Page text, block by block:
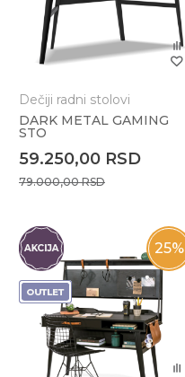
Dečiji radni stolovi
DARK METAL GAMING
STO
59.250,00 RSD
79.000,00RSD
25%